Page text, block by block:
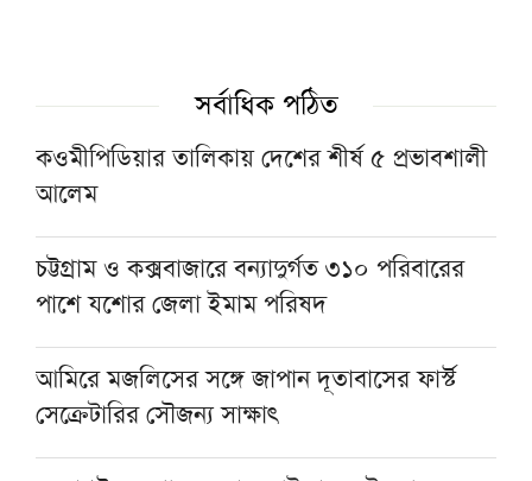
দেওবন্দের মুহতামিম
মুফতি ওমর ফারুক সন্দ্বীপীকে দেখতে হাসপাতালে
গেলেন পীর সাহেব চরমোনাই
যশোরের মহাসম্মেলনে আকাবিরে দেওবন্দের আদর্শ
সংরক্ষণের আহ্বান
সর্বাধিক পঠিত
কওমীপিডিয়ার তালিকায় দেশের শীর্ষ ৫ প্রভাবশালী
আলেম
চট্টগ্রাম ও কক্সবাজারে বন্যাদুর্গত ৩১০ পরিবারের
পাশে যশোর জেলা ইমাম পরিষদ
আমিরে মজলিসের সঙ্গে জাপান দূতাবাসের ফার্স্ট
সেক্রেটারির সৌজন্য সাক্ষাৎ